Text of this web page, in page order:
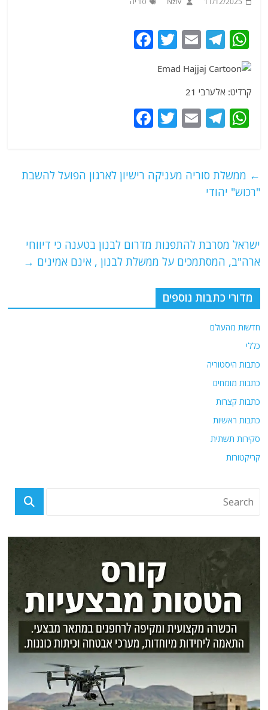
W
at
s
A
p
T
el
e
g
ra
m
E
m
ai
T
k
קרדיט: אלערבי 21
W
s
A
T
g
E
l
T
er
e
k
← ממשלת סוריה מעניקה רישיון לארגון הפועל להשבת
"רכוש" יהודי
ישראל מסרבת להתפנות מדרום לבנון בטענה כי דיווחי
ארה"ב, המסתמכים על ממשלת לבנון , אינם אמינים →
מדורי כתבות נוספים
חדשות מהעולם
כללי
כתבות היסטוריה
כתבות מומחים
כתבות קצרות
כתבות ראשיות
סקירות תשתית
קריקטורות